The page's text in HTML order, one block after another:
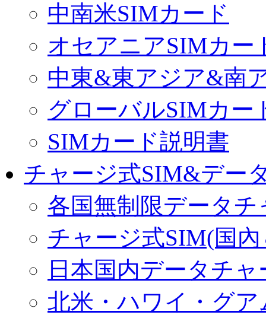
中南米SIMカード
オセアニアSIMカー
中東&東アジア&南
グローバルSIMカー
SIMカード説明書
チャージ式SIM&デー
各国無制限データチ
チャージ式SIM(国
日本国内データチャ
北米・ハワイ・グ